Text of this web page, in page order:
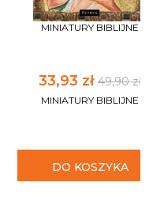
MINIATURY BIBLIJNE
33,93 zł49,90 zł
MINIATURY BIBLIJNE
DO KOSZYKA